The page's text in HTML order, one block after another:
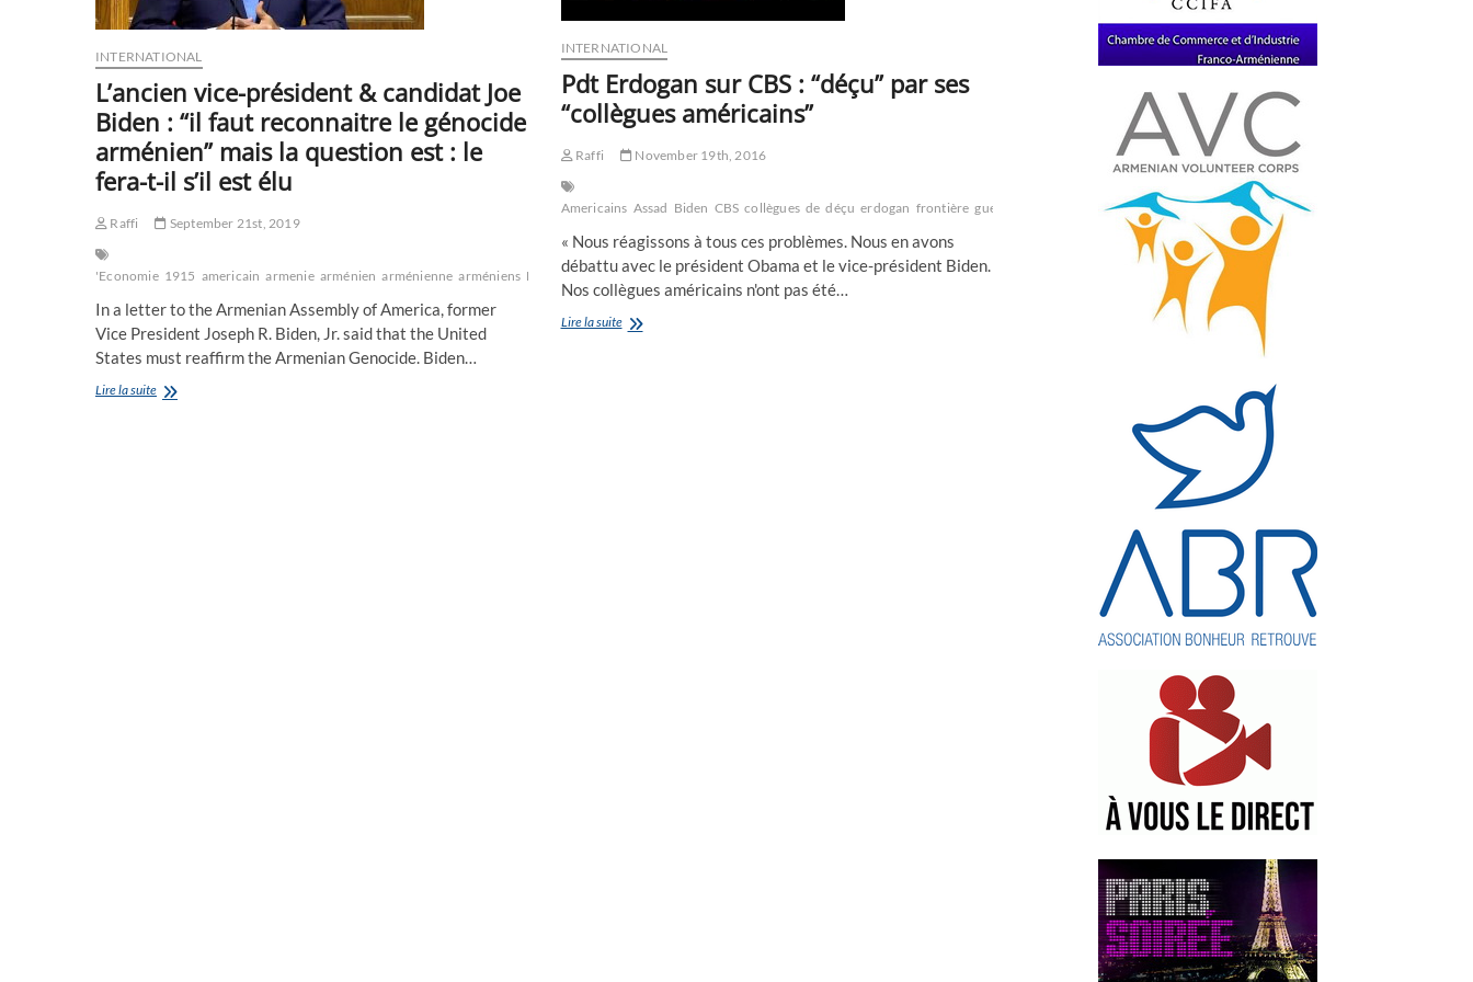
INTERNATIONAL
L’ancien vice-président & candidat Joe
Biden : “il faut reconnaitre le génocide
arménien” mais la question est : le
fera-t-il s’il est élu
Raffi September 21st, 2019
'Economie 1915 americain armenie arménien arménienne arméniens Biden commémoration
In a letter to the Armenian Assembly of America, former
Vice President Joseph R. Biden, Jr. said that the United
States must reaffirm the Armenian Genocide. Biden…
Lire la suiteL’ancien
INTERNATIONAL
Pdt Erdogan sur CBS : “déçu” par ses
“collègues américains”
Raffi November 19th, 2016
Americains Assad Biden CBS collègues de déçu erdogan frontière guerre Obama par recep ses Sud syrie syrien syrienne
« Nous réagissons à tous ces problèmes. Nous en avons
débattu avec le président Obama et le vice-président Biden.
Nos collègues américains n'ont pas été…
Lire la suitePdt